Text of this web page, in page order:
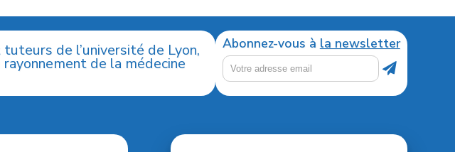
de l’université de Lyon,
de la médecine
Abonnez-vous à la newsletter